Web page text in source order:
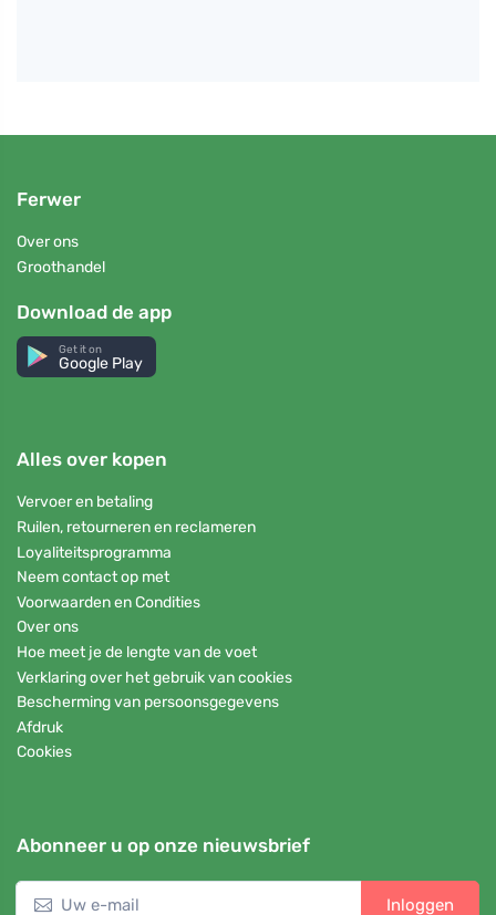
Ferwer
Over ons
Groothandel
Download de app
Get it on
Google Play
Alles over kopen
Vervoer en betaling
Ruilen, retourneren en reclameren
Loyaliteitsprogramma
Neem contact op met
Voorwaarden en Condities
Over ons
Hoe meet je de lengte van de voet
Verklaring over het gebruik van cookies
Bescherming van persoonsgegevens
Afdruk
Cookies
Abonneer u op onze nieuwsbrief
Inloggen